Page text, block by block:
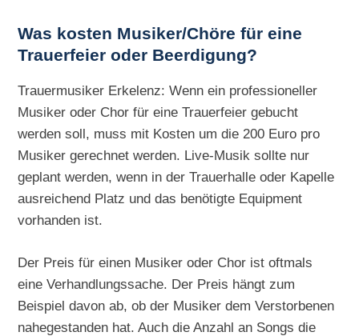
Was kosten Musiker/Chöre für eine
Trauerfeier oder Beerdigung?
Trauermusiker Erkelenz: Wenn ein professioneller
Musiker oder Chor für eine Trauerfeier gebucht
werden soll, muss mit Kosten um die 200 Euro pro
Musiker gerechnet werden. Live-Musik sollte nur
geplant werden, wenn in der Trauerhalle oder Kapelle
ausreichend Platz und das benötigte Equipment
vorhanden ist.
Der Preis für einen Musiker oder Chor ist oftmals
eine Verhandlungssache. Der Preis hängt zum
Beispiel davon ab, ob der Musiker dem Verstorbenen
nahegestanden hat. Auch die Anzahl an Songs die